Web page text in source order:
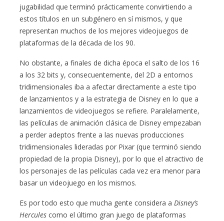
jugabilidad que terminó prácticamente convirtiendo a
estos títulos en un subgénero en sí mismos, y que
representan muchos de los mejores videojuegos de
plataformas de la década de los 90.
No obstante, a finales de dicha época el salto de los 16
a los 32 bits y, consecuentemente, del 2D a entornos
tridimensionales iba a afectar directamente a este tipo
de lanzamientos y a la estrategia de Disney en lo que a
lanzamientos de videojuegos se refiere. Paralelamente,
las películas de animación clásica de Disney empezaban
a perder adeptos frente a las nuevas producciones
tridimensionales lideradas por Pixar (que terminó siendo
propiedad de la propia Disney), por lo que el atractivo de
los personajes de las películas cada vez era menor para
basar un videojuego en los mismos.
Es por todo esto que mucha gente considera a Disney’s
Hercules como el último gran juego de plataformas